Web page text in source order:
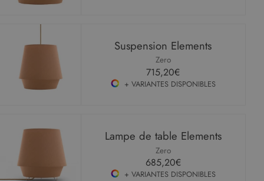
Suspension Elements
Zero
715,20€
+ VARIANTES DISPONIBLES
Lampe de table Elements
Zero
685,20€
+ VARIANTES DISPONIBLES